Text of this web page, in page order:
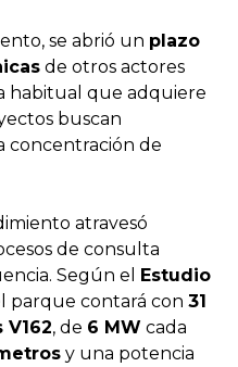
se abrió un plazo
de otros actores
habitual que adquiere
buscan
concentración de
atravesó
de consulta
Según el Estudio
parque contará con 31
, de 6 MW cada
y una potencia